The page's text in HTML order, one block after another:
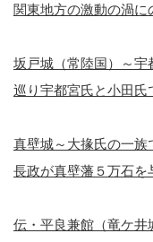
関東地方の激動の渦に
坂戸城（常陸国）～宇
巡り宇都宮氏と小田氏
真壁城～大掾氏の一
長政が真壁藩５万石を
伝・平良兼館（竜ケ井